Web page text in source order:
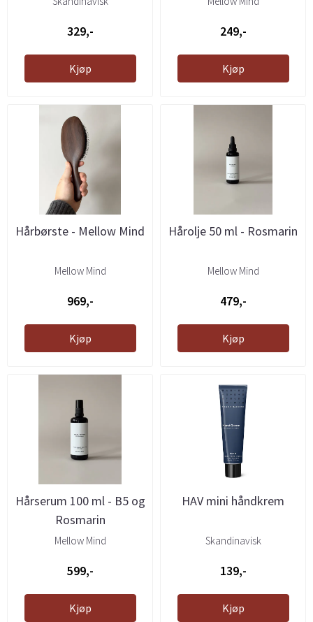
329,-
Kjøp
249,-
Kjøp
Hårbørste - Mellow Mind
Mellow Mind
969,-
Kjøp
Hårolje 50 ml - Rosmarin
Mellow Mind
479,-
Kjøp
Hårserum 100 ml - B5 og
Rosmarin
Mellow Mind
599,-
Kjøp
HAV mini håndkrem
Skandinavisk
139,-
Kjøp